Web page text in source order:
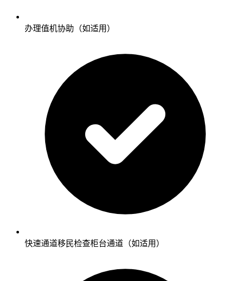
办理值机协助（如适用）
快速通道移民检查柜台通道（如适用）